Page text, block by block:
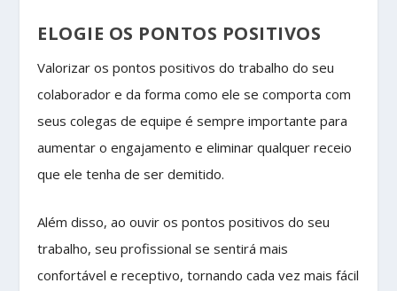
ELOGIE OS PONTOS POSITIVOS
Valorizar os pontos positivos do trabalho do seu
colaborador e da forma como ele se comporta com
seus colegas de equipe é sempre importante para
aumentar o engajamento e eliminar qualquer receio
que ele tenha de ser demitido.
Além disso, ao ouvir os pontos positivos do seu
trabalho, seu profissional se sentirá mais
confortável e receptivo, tornando cada vez mais fácil